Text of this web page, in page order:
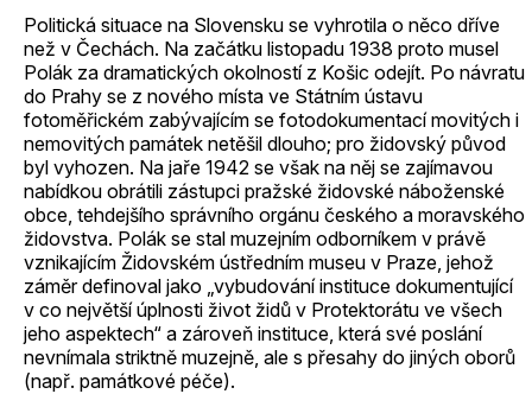
Politická situace na Slovensku se vyhrotila o něco dříve
než v Čechách. Na začátku listopadu 1938 proto musel
Polák za dramatických okolností z Košic odejít. Po návratu
do Prahy se z nového místa ve Státním ústavu
fotoměřickém zabývajícím se fotodokumentací movitých i
nemovitých památek netěšil dlouho; pro židovský původ
byl vyhozen. Na jaře 1942 se však na něj se zajímavou
nabídkou obrátili zástupci pražské židovské náboženské
obce, tehdejšího správního orgánu českého a moravského
židovstva. Polák se stal muzejním odborníkem v právě
vznikajícím Židovském ústředním museu v Praze, jehož
záměr definoval jako „vybudování instituce dokumentující
v co největší úplnosti život židů v Protektorátu ve všech
jeho aspektech“ a zároveň instituce, která své poslání
nevnímala striktně muzejně, ale s přesahy do jiných oborů
(např. památkové péče).